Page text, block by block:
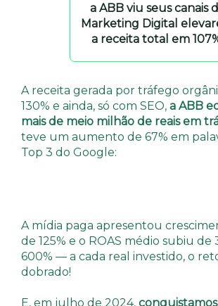
a ABB viu seus canais
Marketing Digital
a receita total em
A receita gerada por tráfego
130% e ainda, só com SEO, a ABB
mais de meio milhão de reais em
teve um aumento de 67% em
Top 3 do Google:
A mídia paga apresentou
de 125% e o ROAS médio subiu de
600% — a cada real investido, o
dobrado!
E, em julho de 2024,